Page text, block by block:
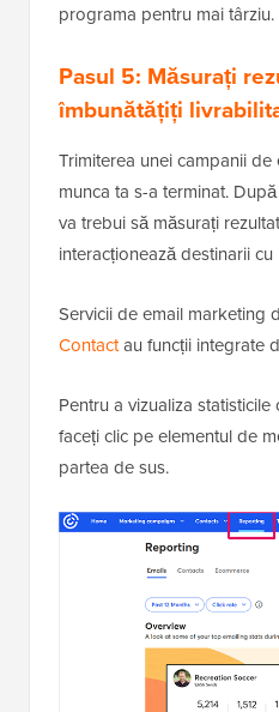
programa pentru mai târziu.
Pasul 5: Măsurați
îmbunătățiți
Trimiterea unei campanii
munca ta s-a terminat.
va trebui să măsurați
interacționează destinarii
Servicii de email marketing
Contactau funcții integrate
Pentru a vizualiza
faceți clic pe elementul de
partea de sus.